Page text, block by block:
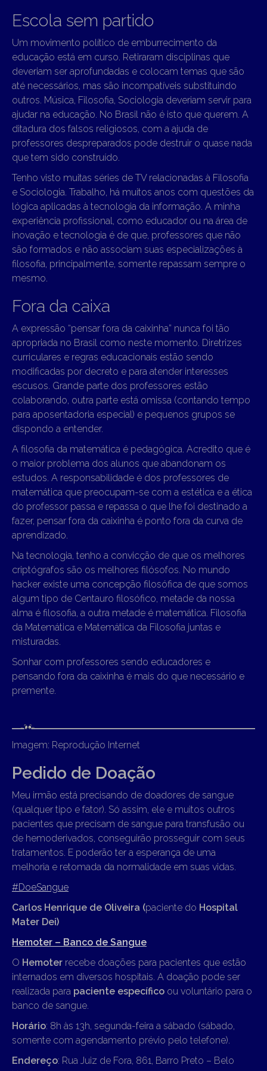
Escola sem partido
Um movimento político de emburrecimento da
educação está em curso. Retiraram disciplinas que
deveriam ser aprofundadas e colocam temas que são
até necessários, mas são incompatíveis substituindo
outros. Música, Filosofia, Sociologia deveriam servir para
ajudar na educação. No Brasil não é isto que querem. A
ditadura dos falsos religiosos, com a ajuda de
professores despreparados pode destruir o quase nada
que tem sido construído.
Tenho visto muitas séries de TV relacionadas à Filosofia
e Sociologia. Trabalho, há muitos anos com questões da
lógica aplicadas à tecnologia da informação. A minha
experiência profissional, como educador ou na área de
inovação e tecnologia é de que, professores que não
são formados e não associam suas especializações à
filosofia, principalmente, somente repassam sempre o
mesmo.
Fora da caixa
A expressão “pensar fora da caixinha” nunca foi tão
apropriada no Brasil como neste momento. Diretrizes
curriculares e regras educacionais estão sendo
modificadas por decreto e para atender interesses
escusos. Grande parte dos professores estão
colaborando, outra parte está omissa (contando tempo
para aposentadoria especial) e pequenos grupos se
dispondo a entender.
A filosofia da matemática é pedagógica. Acredito que é
o maior problema dos alunos que abandonam os
estudos. A responsabilidade é dos professores de
matemática que preocupam-se com a estética e a ética
do professor passa e repassa o que lhe foi destinado a
fazer, pensar fora da caixinha é ponto fora da curva de
aprendizado.
Na tecnologia, tenho a convicção de que os melhores
criptógrafos são os melhores filósofos. No mundo
hacker existe uma concepção filosófica de que somos
algum tipo de Centauro filosófico, metade da nossa
alma é filosofia, a outra metade é matemática. Filosofia
da Matemática e Matemática da Filosofia juntas e
misturadas.
Sonhar com professores sendo educadores e
pensando fora da caixinha é mais do que necessário e
premente.
Imagem: Reprodução Internet
Pedido de Doação
Meu irmão está precisando de doadores de sangue
(qualquer tipo e fator). Só assim, ele e muitos outros
pacientes que precisam de sangue para transfusão ou
de hemoderivados, conseguirão prosseguir com seus
tratamentos. E poderão ter a esperança de uma
melhoria e retomada da normalidade em suas vidas.
#DoeSangue
Carlos Henrique de Oliveira (paciente do Hospital
Mater Dei)
Hemoter – Banco de Sangue
O Hemoter recebe doações para pacientes que estão
internados em diversos hospitais. A doação pode ser
realizada para paciente específico ou voluntário para o
banco de sangue.
Horário: 8h às 13h, segunda-feira a sábado (sábado,
somente com agendamento prévio pelo telefone).
Endereço: Rua Juiz de Fora, 861, Barro Preto – Belo